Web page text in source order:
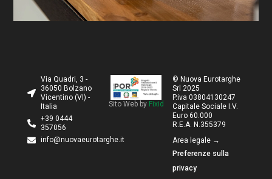
Via Quadri, 3 -
36050 Bolzano
Vicentino (VI) -
Italia
+39 0444
357056
info@nuovaeurotarghe.it
Sito Web by Fixid
© Nuova Eurotarghe
Srl 2025
P.iva 03804130247
Capitale Sociale I.V.
Euro 60.000
R.E.A. N.355379
Area legale →
Preferenze sulla
privacy